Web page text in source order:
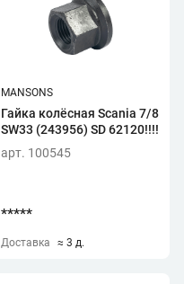
MANSONS
Гайка колёсная Scania 7/8
SW33 (243956) SD 62120!!!!
арт. 100545
*****
Доставка ≈ 3 д.